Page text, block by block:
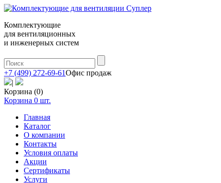
Комплектующие
для вентиляционных
и инженерных систем
+7 (499) 272-69-61Офис продаж
|
Корзина (0)
Корзина 0 шт.
Главная
Каталог
О компании
Контакты
Условия оплаты
Акции
Сертификаты
Услуги